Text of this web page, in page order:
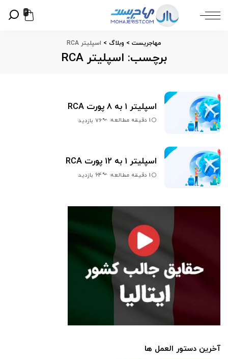
0
مهاجریست > وبلاگ > اسپلیتر RCA
برچسب: اسپلیتر RCA
اسپلیتر ۱ به ۸ پورت RCA
1 دقیقه مطالعه 76 بازدید
اسپلیتر ۱ به ۱۲ پورت RCA
1 دقیقه مطالعه 64 بازدید
آخرین دستور العمل ها